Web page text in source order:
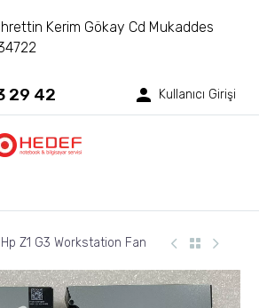
Kerim Gökay Cd Mukaddes
29 42 Kullanıcı Girişi
Hp Z1 G3 Workstation Fan